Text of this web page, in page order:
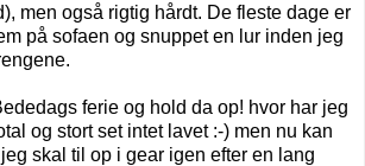
men også rigtig hårdt. De fleste dage er
på sofaen og snuppet en lur inden jeg
ferie og hold da op! hvor har jeg
og stort set intet lavet :-) men nu kan
skal til op i gear igen efter en lang